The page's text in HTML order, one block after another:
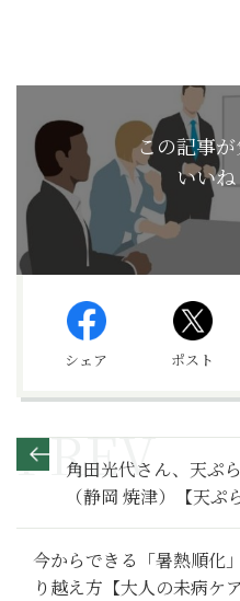
この記事
いい
シェア ポスト
角田光代さん、天ぷ
（静岡 焼津）【天ぷ
今からできる「暑熱順化
り越え方【大人の未病ケア